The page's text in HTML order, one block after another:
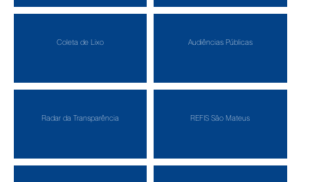
Coleta de Lixo Audiências Públicas
Radar da Transparência REFIS São Mateus